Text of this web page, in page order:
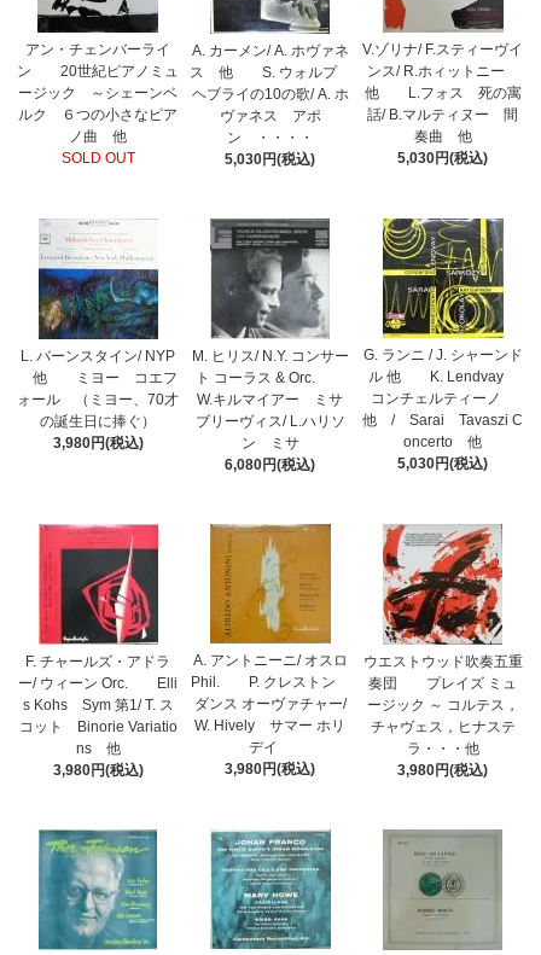
アン・チェンバーライ
ン 20世紀ピアノミュ
ージック ～シェーンベ
ルク ６つの小さなピア
ノ曲 他
SOLD OUT
A. カーメン/ A. ホヴァネ
ス 他 S. ウォルプ
ヘブライの10の歌/ A. ホ
ヴァネス アポ
ン ・・・・
5,030円(税込)
V.ゾリナ/ F.スティーヴイ
ンス/ R.ホィットニー
他 L.フォス 死の寓
話/ B.マルティヌー 間
奏曲 他
5,030円(税込)
L. バーンスタイン/ NYP
他 ミヨー コエフ
ォール （ミヨー、70才
の誕生日に捧ぐ）
3,980円(税込)
M. ヒリス/ N.Y. コンサー
ト コーラス & Orc.
W.キルマイアー ミサ
ブリーヴィス/ L.ハリソ
ン ミサ
6,080円(税込)
G. ランニ / J. シャーンド
ル 他 K. Lendvay
コンチェルティーノ
他 / Sarai Tavaszi C
oncerto 他
5,030円(税込)
F. チャールズ・アドラ
ー/ ウィーン Orc. Elli
s Kohs Sym 第1/ T. ス
コット Binorie Variatio
ns 他
3,980円(税込)
A. アントニーニ/ オスロ
Phil. P. クレストン
ダンス オーヴァチャー/
W. Hively サマー ホリ
デイ
3,980円(税込)
ウエストウッド吹奏五重
奏団 プレイズ ミュ
ージック ～ コルテス，
チャヴェス，ヒナステ
ラ・・・他
3,980円(税込)